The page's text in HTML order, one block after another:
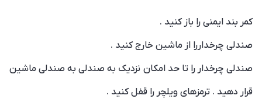
کمر بند ایمنی را باز کنید .
صندلی چرخداررا از ماشین خارج کنید .
صندلی چرخدار را تا حد امکان نزدیک به صندلی به صندلی ماشین
قرار دهید . ترمزهای ویلچر را قفل کنید .